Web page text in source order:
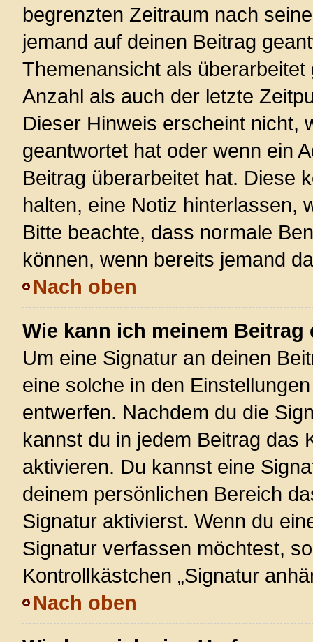
begrenzten Zeitraum nach
jemand auf deinen Beitrag
Themenansicht als
Anzahl als auch der letzte
Dieser Hinweis erscheint nicht,
geantwortet hat oder wenn ein
Beitrag überarbeitet hat. Diese
halten, eine Notiz hinterlassen,
Bitte beachte, dass normale
können, wenn bereits jemand
Nach oben
Wie kann ich meinem
Um eine Signatur an deinen
eine solche in den
entwerfen. Nachdem du die
kannst du in jedem Beitrag das
aktivieren. Du kannst eine
deinem persönlichen Bereich
Signatur aktivierst. Wenn du
Signatur verfassen möchtest,
Kontrollkästchen „Signatur
Nach oben